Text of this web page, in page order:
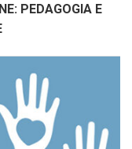
PEDAGOGIA E